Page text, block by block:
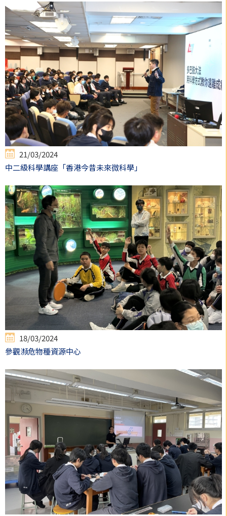
21/03/2024
中二級科學講座「香港今昔未來微科學」
18/03/2024
參觀瀕危物種資源中心